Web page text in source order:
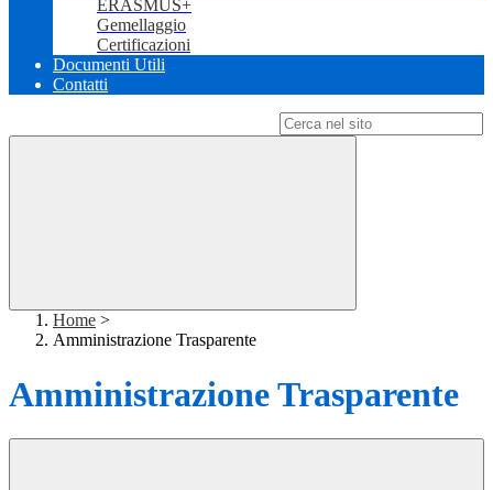
ERASMUS+
Gemellaggio
Certificazioni
Documenti Utili
Contatti
Home >
Amministrazione Trasparente
Amministrazione Trasparente